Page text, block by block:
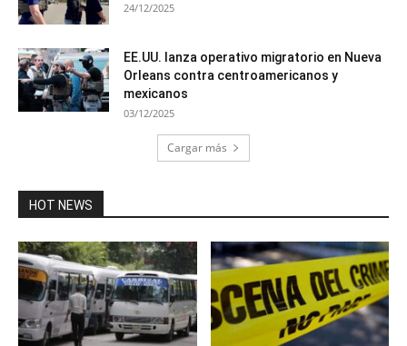
24/12/2025
EE.UU. lanza operativo migratorio en Nueva
Orleans contra centroamericanos y
mexicanos
03/12/2025
Cargar más
HOT NEWS